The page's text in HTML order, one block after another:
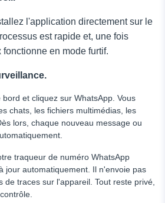
l'application directement sur le
est rapide et, une fois
fonctionne en mode furtif.
et cliquez sur WhatsApp. Vous
chats, les fichiers multimédias, les
lors, chaque nouveau message ou
traqueur de numéro WhatsApp
jour automatiquement. Il n'envoie pas
de traces sur l'appareil. Tout reste privé,